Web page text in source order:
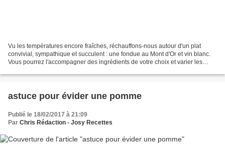
Vu les températures encore fraîches, réchauffons-nous autour d'un plat
convivial, sympathique et succulent : une fondue au Mont d'Or et vin blanc.
Vous pourrez l'accompagner des ingrédients de votre choix et varier les
astuce pour évider une pomme
Publié le 18/02/2017 à 21:09
Par Chris Rédaction - Josy Recettes